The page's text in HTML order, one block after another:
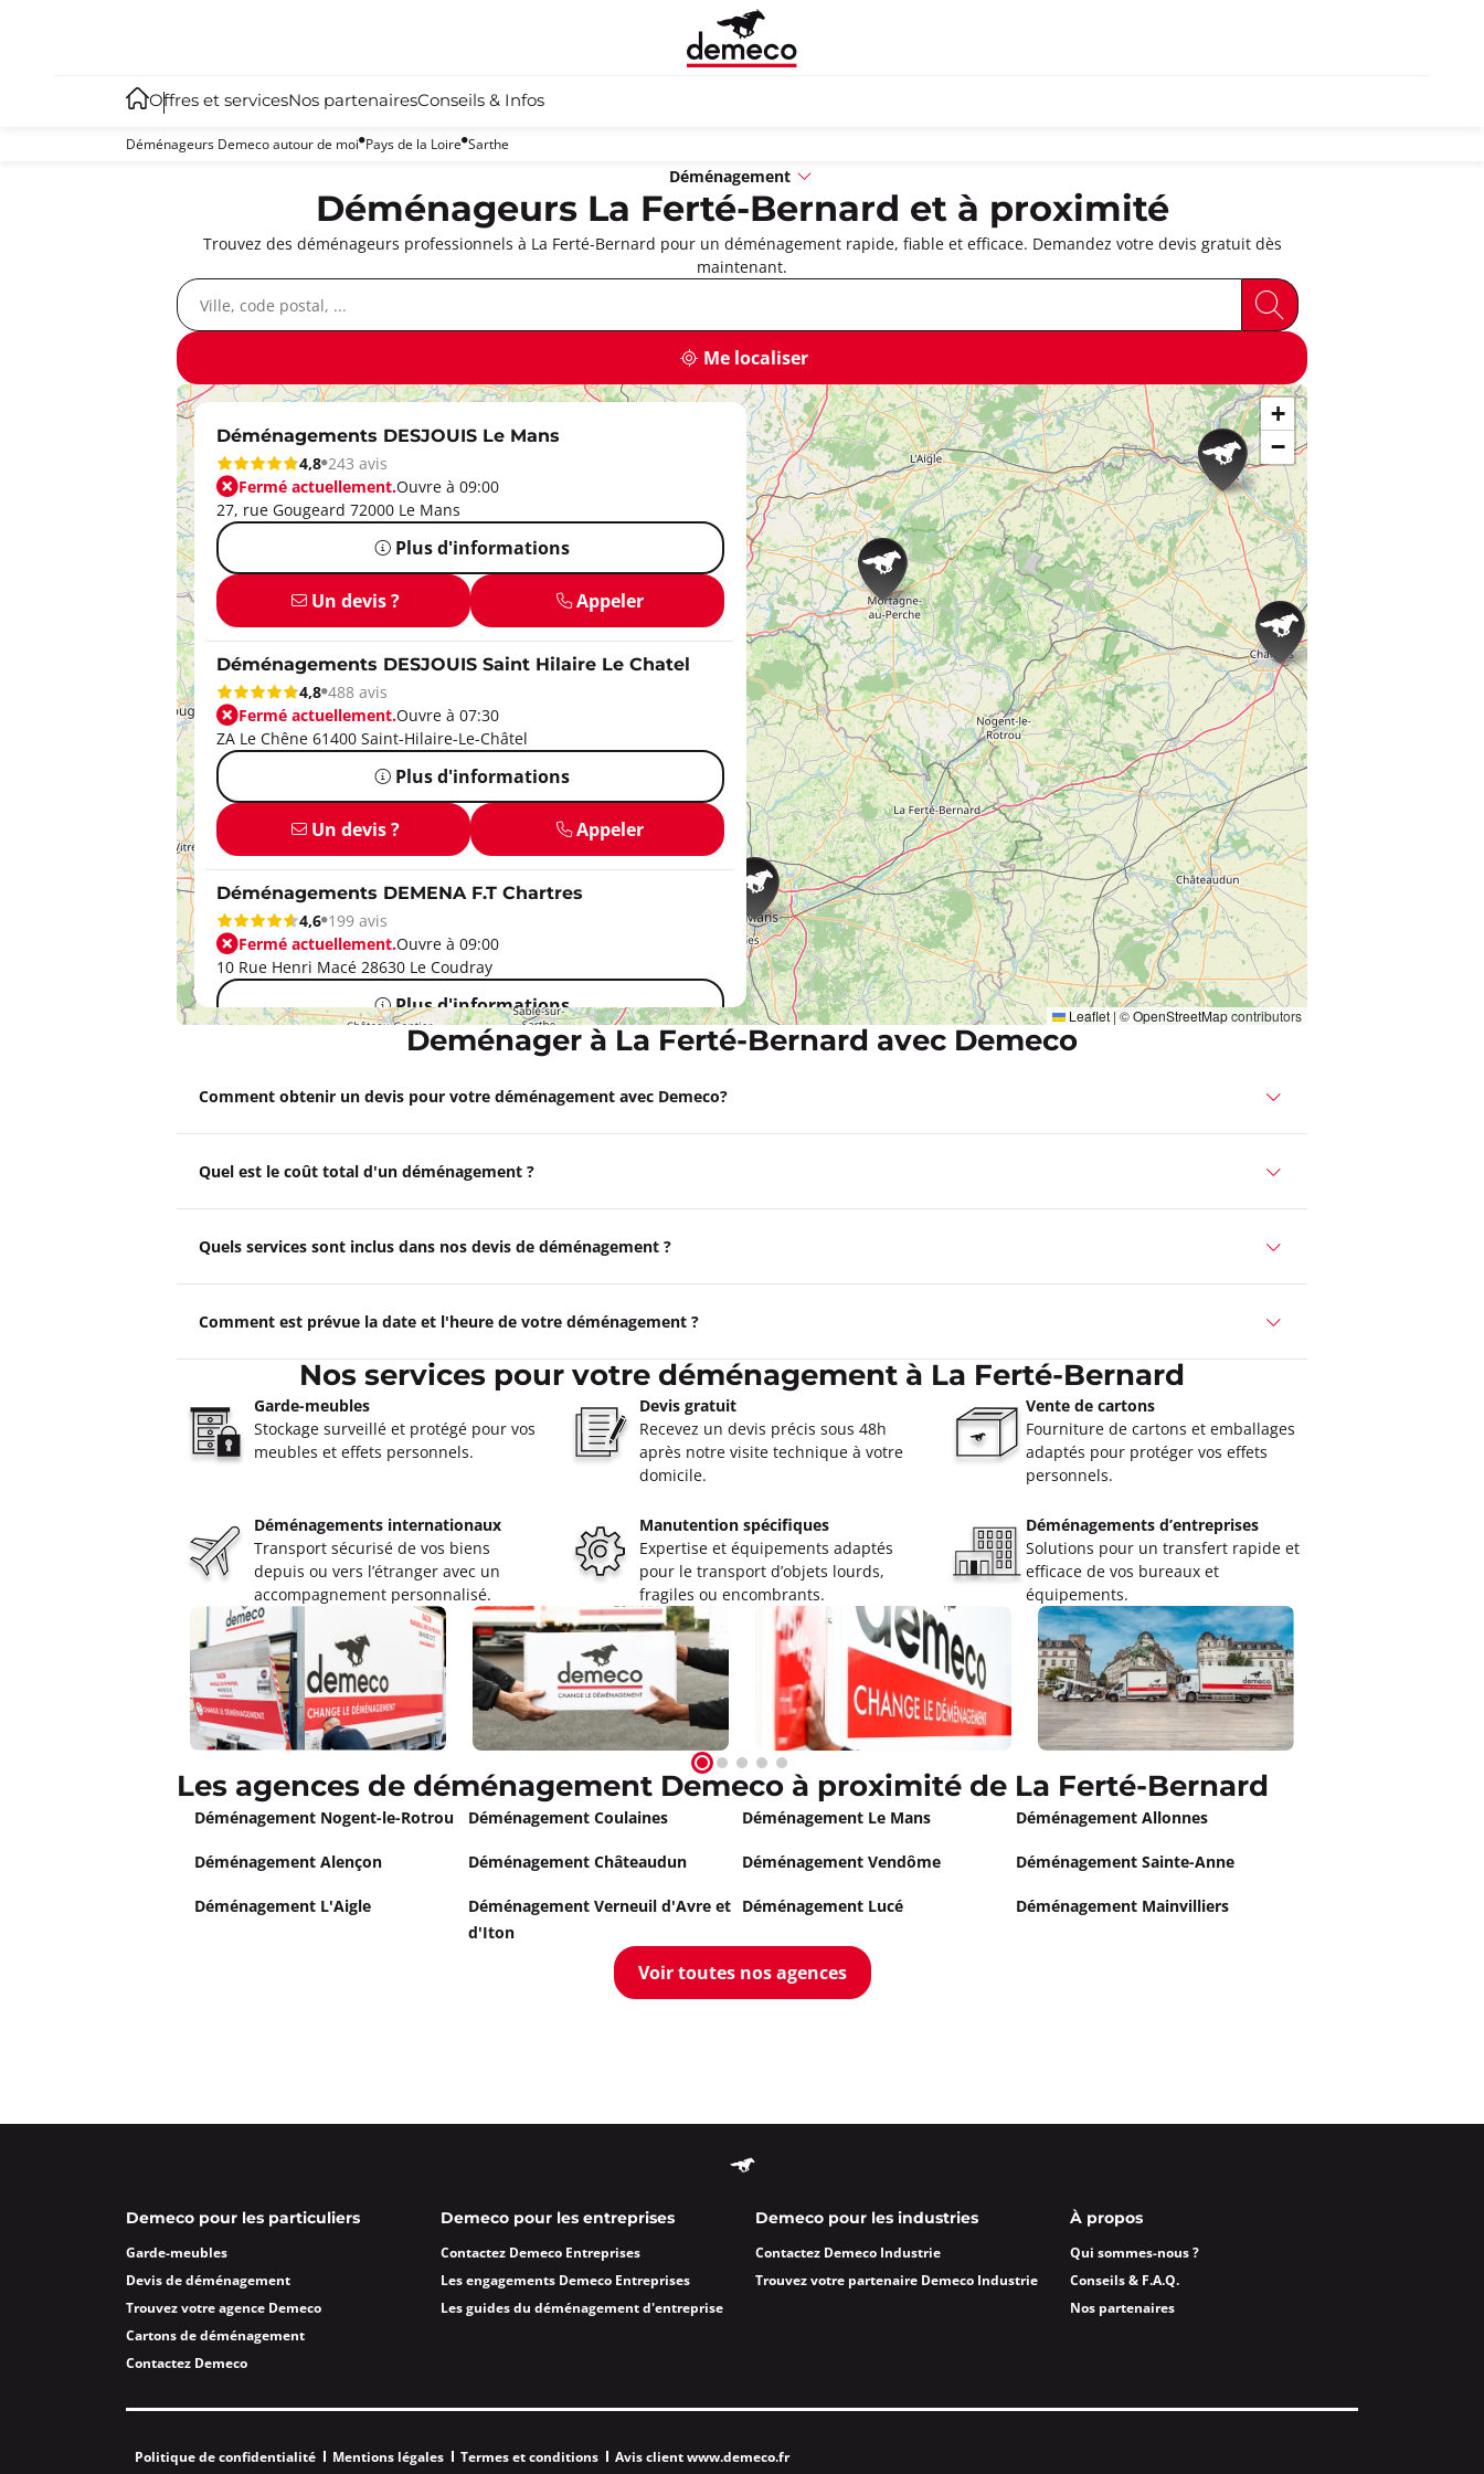
Offres et servicesNos partenairesConseils & Infos
Déménageurs Demeco autour de moi Pays de la Loire Sarthe
Déménagement
Déménageurs La Ferté-Bernard et à proximité
Trouvez des déménageurs professionnels à La Ferté-Bernard pour un déménagement rapide, fiable et efficace. Demandez votre devis gratuit dès
maintenant.
Me localiser
Déménagements DESJOUIS Le Mans
4,8 243 avis
Fermé actuellement.Ouvre à 09:00
27, rue Gougeard 72000 Le Mans
Plus d'informations
Un devis ? Appeler
Déménagements DESJOUIS Saint Hilaire Le Chatel
4,8 488 avis
Fermé actuellement.Ouvre à 07:30
ZA Le Chêne 61400 Saint-Hilaire-Le-Châtel
Plus d'informations
Un devis ? Appeler
Déménagements DEMENA F.T Chartres
4,6 199 avis
Fermé actuellement.Ouvre à 09:00
10 Rue Henri Macé 28630 Le Coudray
Plus d'informations
Appeler
route de Chartres 28500 Vernouillet
Plus d'informations
Appeler
+
−
Leaflet | ©OpenStreetMapcontributors
Deménager à La Ferté-Bernard avec Demeco
Comment obtenir un devis pour votre déménagement avec Demeco?
Quel est le coût total d'un déménagement ?
Quels services sont inclus dans nos devis de déménagement ?
Comment est prévue la date et l'heure de votre déménagement ?
Nos services pour votre déménagement à La Ferté-Bernard
Garde-meubles
Stockage surveillé et protégé pour vos
meubles et effets personnels.
Devis gratuit
Recevez un devis précis sous 48h
après notre visite technique à votre
domicile.
Vente de cartons
Fourniture de cartons et emballages
adaptés pour protéger vos effets
personnels.
Déménagements internationaux
Transport sécurisé de vos biens
depuis ou vers l’étranger avec un
accompagnement personnalisé.
Manutention spécifiques
Expertise et équipements adaptés
pour le transport d’objets lourds,
fragiles ou encombrants.
Déménagements d’entreprises
Solutions pour un transfert rapide et
efficace de vos bureaux et
équipements.
Les agences de déménagement Demeco à proximité de La Ferté-Bernard
Déménagement Nogent-le-Rotrou Déménagement Coulaines Déménagement Le Mans Déménagement Allonnes
Déménagement Alençon Déménagement Châteaudun Déménagement Vendôme Déménagement Sainte-Anne
Déménagement L'Aigle
Déménagement Verneuil d'Avre et
d'Iton
Déménagement Lucé Déménagement Mainvilliers
Voir toutes nos agences
Demeco pour les particuliers
Garde-meubles
Devis de déménagement
Trouvez votre agence Demeco
Cartons de déménagement
Contactez Demeco
Demeco pour les entreprises
Contactez Demeco Entreprises
Les engagements Demeco Entreprises
Les guides du déménagement d'entreprise
Demeco pour les industries
Contactez Demeco Industrie
Trouvez votre partenaire Demeco Industrie
À propos
Qui sommes-nous ?
Conseils & F.A.Q.
Nos partenaires
Politique de confidentialité Mentions légales Termes et conditions Avis client www.demeco.fr